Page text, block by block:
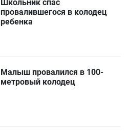
Школьник спас
провалившегося в колодец
ребенка
Малыш провалился в 100-
метровый колодец